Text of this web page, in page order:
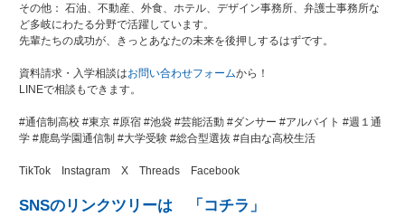
その他： 石油、不動産、外食、ホテル、デザイン事務所、弁護士事務所な
ど多岐にわたる分野で活躍しています。
先輩たちの成功が、きっとあなたの未来を後押しするはずです。
資料請求・入学相談はお問い合わせフォームから！
LINEで相談もできます。
#通信制高校 #東京 #原宿 #池袋 #芸能活動 #ダンサー #アルバイト #週１通
学 #鹿島学園通信制 #大学受験 #総合型選抜 #自由な高校生活
TikTok Instagram X Threads Facebook
SNSのリンクツリーは 「コチラ」